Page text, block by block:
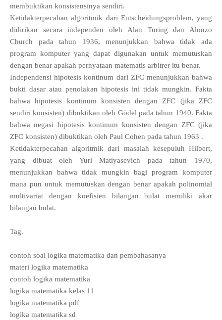
membuktikan konsistensinya sendiri.
Ketidakterpecahan algoritmik dari Entscheidungsproblem, yang
didirikan secara independen oleh Alan Turing dan Alonzo
Church pada tahun 1936, menunjukkan bahwa tidak ada
program komputer yang dapat digunakan untuk memutuskan
dengan benar apakah pernyataan matematis arbitrer itu benar.
Independensi hipotesis kontinum dari ZFC menunjukkan bahwa
bukti dasar atau penolakan hipotesis ini tidak mungkin. Fakta
bahwa hipotesis kontinum konsisten dengan ZFC (jika ZFC
sendiri konsisten) dibuktikan oleh Gödel pada tahun 1940. Fakta
bahwa negasi hipotesis kontinum konsisten dengan ZFC (jika
ZFC konsisten) dibuktikan oleh Paul Cohen pada tahun 1963 .
Ketidakterpecahan algoritmik dari masalah kesepuluh Hilbert,
yang dibuat oleh Yuri Matiyasevich pada tahun 1970,
menunjukkan bahwa tidak mungkin bagi program komputer
mana pun untuk memutuskan dengan benar apakah polinomial
multivariat dengan koefisien bilangan bulat memiliki akar
bilangan bulat.
Tag.
contoh soal logika matematika dan pembahasanya
materi logika matematika
contoh logika matematika
logika matematika kelas 11
logika matematika pdf
logika matematika sd